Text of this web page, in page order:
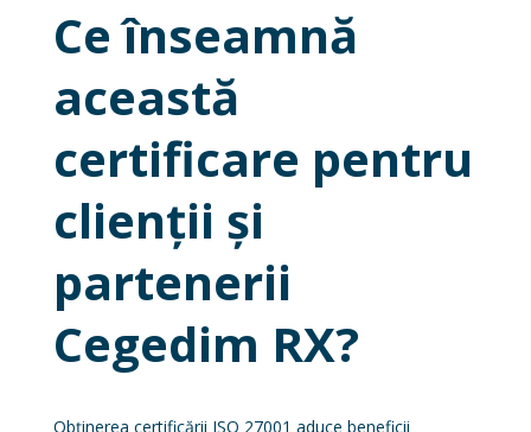
Ce înseamnă
această
certificare pentru
clienții și
partenerii
Cegedim RX?
Obținerea certificării ISO 27001 aduce beneficii